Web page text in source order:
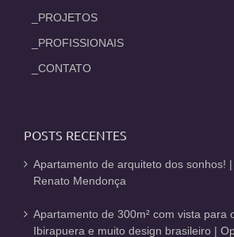
_PROJETOS
_PROFISSIONAIS
_CONTATO
POSTS RECENTES
Apartamento de arquiteto dos sonhos!
Renato Mendonça
Apartamento de 300m² com vista para
Ibirapuera e muito design brasileiro |